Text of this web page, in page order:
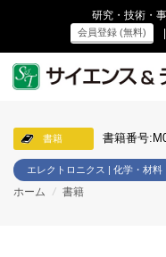
研究・技術・
会員登録 (無料) |
書籍 書籍番号
エレクトロニクス | 化学・材料
ホーム / 書籍